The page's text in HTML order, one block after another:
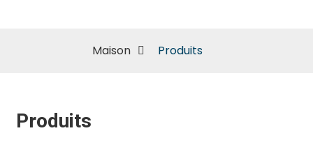
Maison Produits
Produits